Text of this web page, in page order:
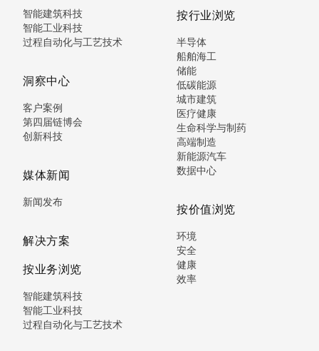
智能建筑科技
智能工业科技
过程自动化与工艺技术
洞察中心
客户案例
第四届链博会
创新科技
媒体新闻
新闻发布
解决方案
按业务浏览
智能建筑科技
智能工业科技
过程自动化与工艺技术
按行业浏览
半导体
船舶海工
储能
低碳能源
城市建筑
医疗健康
生命科学与制药
高端制造
新能源汽车
数据中心
按价值浏览
环境
安全
健康
效率